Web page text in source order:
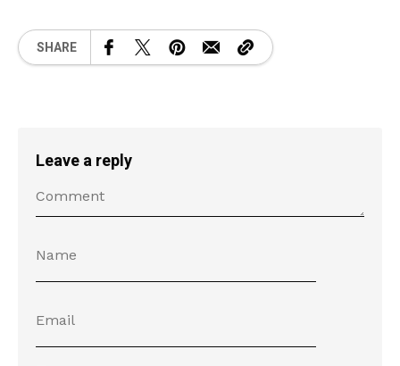
SHARE
Leave a reply